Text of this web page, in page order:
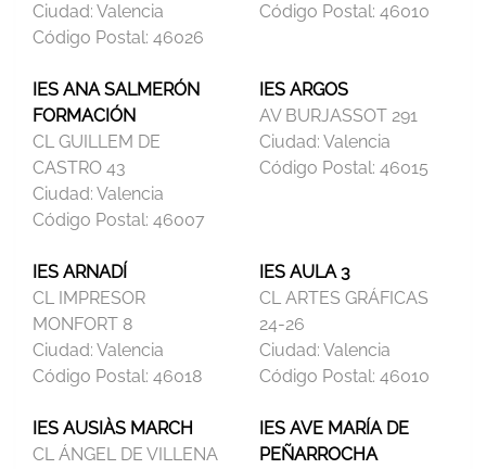
Ciudad: Valencia
Código Postal: 46026
Código Postal: 46010
IES ANA SALMERÓN
FORMACIÓN
CL GUILLEM DE
CASTRO 43
Ciudad: Valencia
Código Postal: 46007
IES ARGOS
AV BURJASSOT 291
Ciudad: Valencia
Código Postal: 46015
IES ARNADÍ
CL IMPRESOR
MONFORT 8
Ciudad: Valencia
Código Postal: 46018
IES AULA 3
CL ARTES GRÁFICAS
24-26
Ciudad: Valencia
Código Postal: 46010
IES AUSIÀS MARCH
CL ÁNGEL DE VILLENA
IES AVE MARÍA DE
PEÑARROCHA